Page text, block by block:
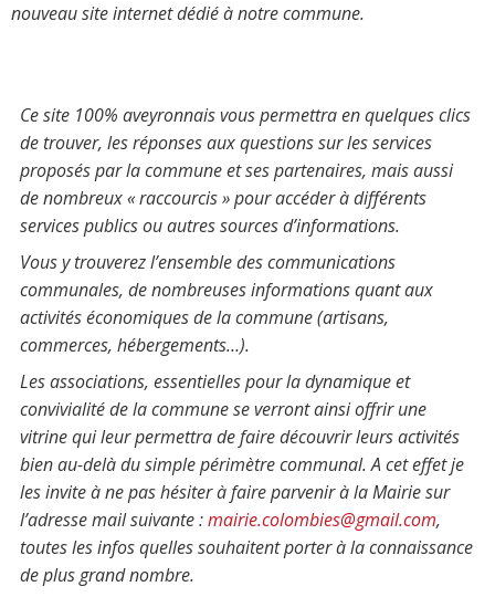
nouveau site internet dédié à notre commune.
Ce site 100% aveyronnais vous permettra en quelques clics
de trouver, les réponses aux questions sur les services
proposés par la commune et ses partenaires, mais aussi
de nombreux « raccourcis » pour accéder à différents
services publics ou autres sources d’informations.
Vous y trouverez l’ensemble des communications
communales, de nombreuses informations quant aux
activités économiques de la commune (artisans,
commerces, hébergements…).
Les associations, essentielles pour la dynamique et
convivialité de la commune se verront ainsi offrir une
vitrine qui leur permettra de faire découvrir leurs activités
bien au-delà du simple périmètre communal. A cet effet je
les invite à ne pas hésiter à faire parvenir à la Mairie sur
l’adresse mail suivante :mairie.colombies@gmail.com,
toutes les infos quelles souhaitent porter à la connaissance
de plus grand nombre.